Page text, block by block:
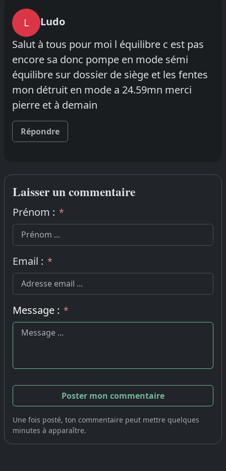
L
Ludo
Salut à tous pour moi l équilibre c est pas
encore sa donc pompe en mode sémi
équilibre sur dossier de siège et les fentes
mon détruit en mode a 24.59mn merci
pierre et à demain
Répondre
Laisser un commentaire
Prénom : *
Email : *
Message : *
Une fois posté, ton commentaire peut mettre quelques
minutes à apparaître.